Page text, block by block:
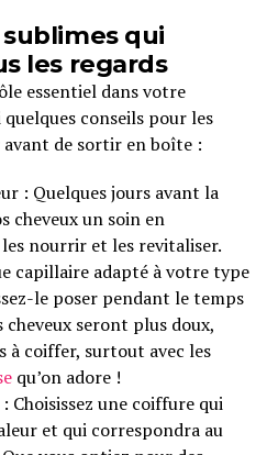
qui
les regards
essentiel dans votre
conseils pour les
de sortir en boîte :
: Quelques jours avant la
cheveux un soin en
nourrir et les revitaliser.
capillaire adapté à votre type
le poser pendant le temps
cheveux seront plus doux,
à coiffer, surtout avec les
qu’on adore !
Choisissez une coiffure qui
et qui correspondra au